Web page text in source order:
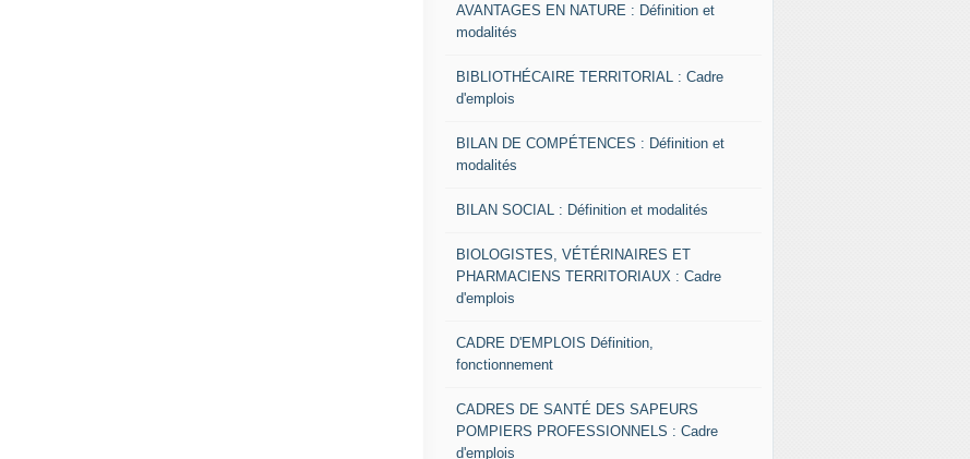
AVANTAGES EN NATURE : Définition et
modalités
BIBLIOTHÉCAIRE TERRITORIAL : Cadre
d'emplois
BILAN DE COMPÉTENCES : Définition et
modalités
BILAN SOCIAL : Définition et modalités
BIOLOGISTES, VÉTÉRINAIRES ET
PHARMACIENS TERRITORIAUX : Cadre
d'emplois
CADRE D'EMPLOIS Définition,
fonctionnement
CADRES DE SANTÉ DES SAPEURS
POMPIERS PROFESSIONNELS : Cadre
d'emplois